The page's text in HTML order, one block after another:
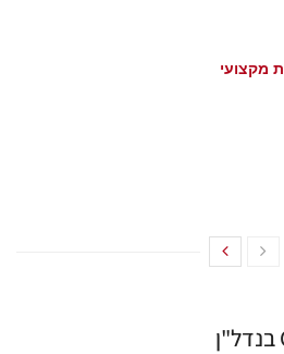
מקצועי